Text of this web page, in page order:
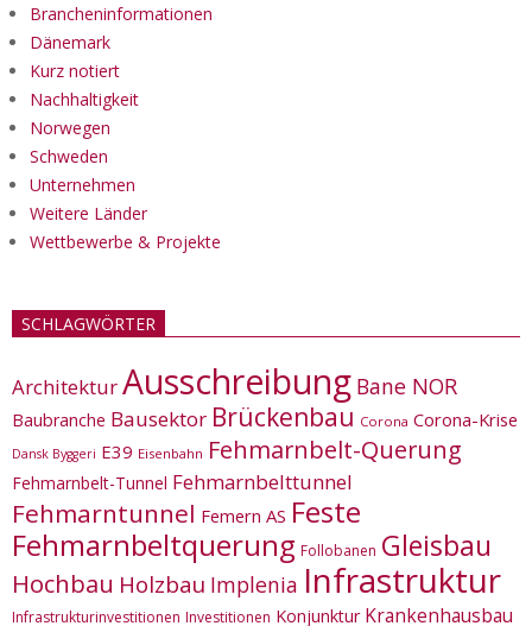
Brancheninformationen
Dänemark
Kurz notiert
Nachhaltigkeit
Norwegen
Schweden
Unternehmen
Weitere Länder
Wettbewerbe & Projekte
SCHLAGWÖRTER
ArchitekturAusschreibung Bane NOR
Baubranche Bausektor Brückenbau Corona Corona-Krise
Dansk Byggeri E39 Eisenbahn Fehmarnbelt-Querung
Fehmarnbelt-Tunnel Fehmarnbelttunnel
Fehmarntunnel Femern AS Feste
Fehmarnbeltquerung Follobanen Gleisbau
Hochbau Holzbau Implenia Infrastruktur
Infrastrukturinvestitionen Investitionen Konjunktur Krankenhausbau